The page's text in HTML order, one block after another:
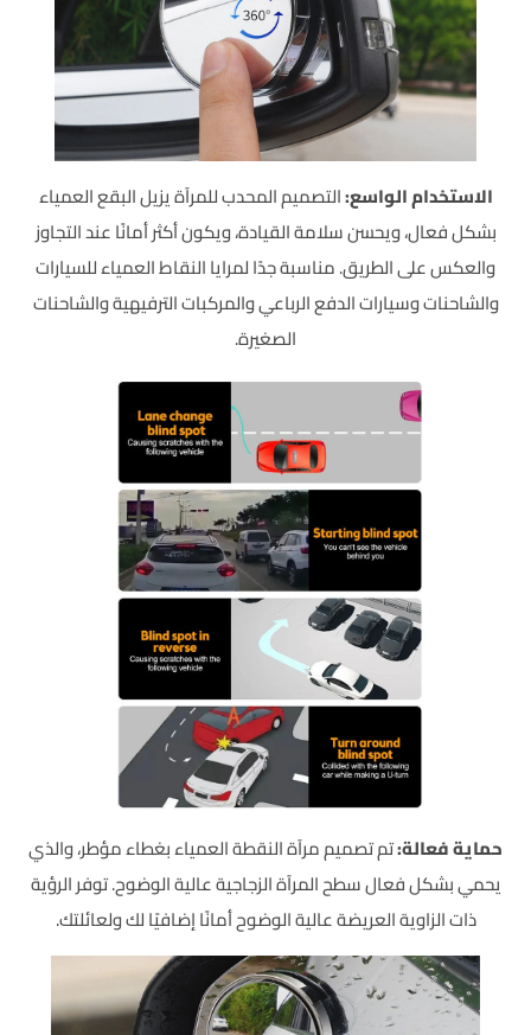
الاستخدام الواسع:التصميم المحدب للمرآة يزيل البقع العمياء
بشكل فعال، ويحسن سلامة القيادة، ويكون أكثر أمانًا عند التجاوز
والعكس على الطريق. مناسبة جدًا لمرايا النقاط العمياء للسيارات
والشاحنات وسيارات الدفع الرباعي والمركبات الترفيهية والشاحنات
الصغيرة.
حماية فعالة:تم تصميم مرآة النقطة العمياء بغطاء مؤطر، والذي
يحمي بشكل فعال سطح المرآة الزجاجية عالية الوضوح. توفر الرؤية
ذات الزاوية العريضة عالية الوضوح أمانًا إضافيًا لك ولعائلتك.